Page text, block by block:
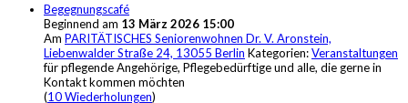
Begegnungscafé
Beginnend am 13 März 2026 15:00
Am PARITÄTISCHES Seniorenwohnen Dr. V. Aronstein,
Liebenwalder Straße 24, 13055 Berlin Kategorien:Veranstaltungen
für pflegende Angehörige, Pflegebedürftige und alle, die gerne in
Kontakt kommen möchten
(10 Wiederholungen)